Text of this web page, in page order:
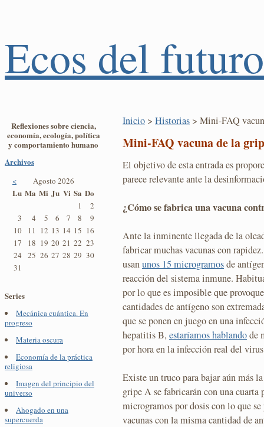
Ecos del futuro
Reflexiones sobre ciencia,
economía, ecología, política
y comportamiento humano
Archivos
< Agosto 2026
Lu Ma Mi Ju Vi Sa Do
1
2
3
4 5 6 7 8
9
10
11 12 13 14 15 16
17
18 19 20 21 22 23
24
25 26 27 28 29 30
31
Series
Mecánica cuántica. En
progreso
Materia oscura
Economía de la práctica
religiosa
Imagen del principio del
universo
Ahogado en una
supercuerda
Inicio > Historias > Mini-FAQ
Mini-FAQ vacuna de la
El objetivo de esta entrada es
parece relevante ante la
¿Cómo se fabrica una vacuna
Ante la inminente llegada de la
fabricar muchas vacunas con
usanunos 15 microgramosde
reacción del sistema inmune.
por lo que es imposible que
cantidades de antígeno son
que se ponen en juego en una
hepatitis B, estaríamos hablandode
por hora en la infección real del
Existe un truco para bajar aún más
gripe A se fabricarán con una cuarta
microgramos por dosis con lo que
vacunas con la misma cantidad de